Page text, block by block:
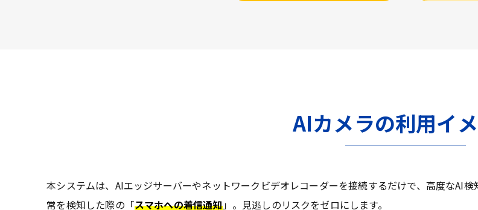
AIカメラの利用イ
本システムは、AIエッジサーバーやネットワークビデオレコーダーを接続するだけで、高度なAI
常を検知した際の「スマホへの着信通知」。見逃しのリスクをゼロにします。